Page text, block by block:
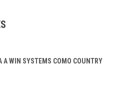
A WIN SYSTEMS COMO COUNTRY